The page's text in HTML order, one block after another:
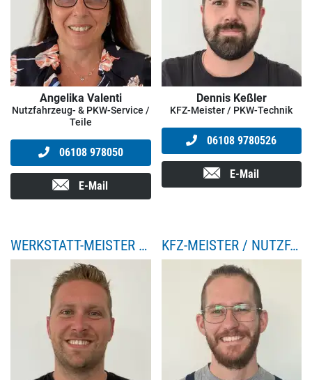
Angelika Valenti
Nutzfahrzeug- & PKW-Service /
Teile
06108 978050
E-Mail
Dennis Keßler
KFZ-Meister / PKW-Technik
06108 9780526
E-Mail
WERKSTATT-MEISTER / PKW SERVICE & TEILE KFZ-MEISTER / NUTZFAHRZEUG-SERVICE / TEILE